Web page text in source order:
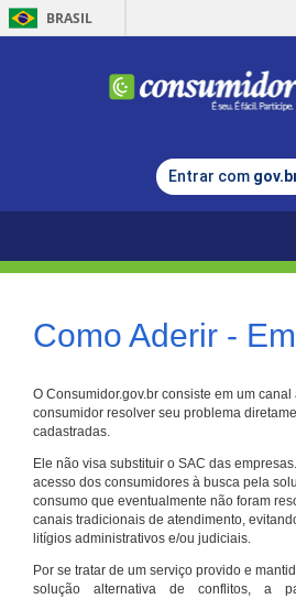
BRASIL
Entrar com
Como Aderir -
O Consumidor.gov.br consiste em um
consumidor resolver seu problema
cadastradas.
Ele não visa substituir o SAC das
acesso dos consumidores à busca pela
consumo que eventualmente não foram
canais tradicionais de atendimento,
litígios administrativos e/ou judiciais.
Por se tratar de um serviço provido e
solução alternativa de conflitos, a